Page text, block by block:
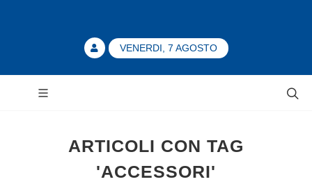
VENERDI, 7 AGOSTO
ARTICOLI CON TAG
'ACCESSORI'